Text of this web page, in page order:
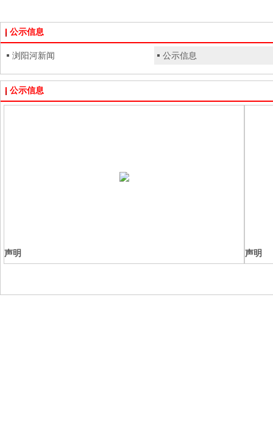
公示信息
浏阳河新闻 公示信息
公示信息
声明 声明